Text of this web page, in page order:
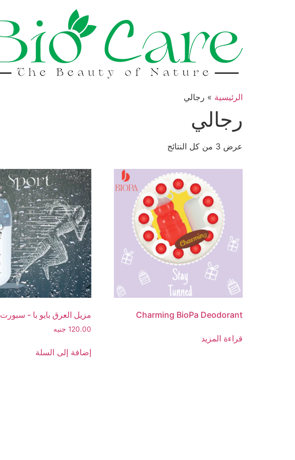
الرئيسية » رجالي
رجالي
عرض ⁦3⁩ من كل النتائج
Charming BioPa Deodorant
قراءة المزيد
مزيل العرق بايو با - سبورت
120.00 جنيه
إضافة إلى السلة